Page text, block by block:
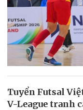
Tuyển Futsal
V-League tranh